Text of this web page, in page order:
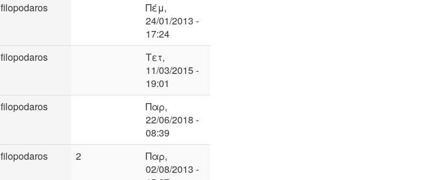
filopodaros
Πέμ,
24/01/2013 -
17:24
filopodaros
Τετ,
11/03/2015 -
19:01
filopodaros
Παρ,
22/06/2018 -
08:39
filopodaros 2
Παρ,
02/08/2013 -